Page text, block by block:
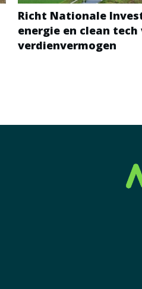
Richt Nationale
energie en clean
verdienvermogen